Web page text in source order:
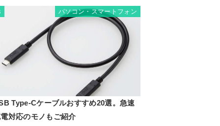
パソコン・スマートフォン
Type-Cケーブルおすすめ20選。急速
対応のモノもご紹介